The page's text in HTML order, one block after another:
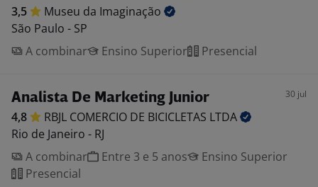
3,5 Museu da Imaginação
São Paulo - SP
A combinar
Ensino Superior Presencial
Analista De Marketing Junior 30 jul
4,8 RBJL COMERCIO DE BICICLETAS LTDA
Rio de Janeiro - RJ
A combinar
Entre 3 e 5 anos
Ensino Superior
Presencial